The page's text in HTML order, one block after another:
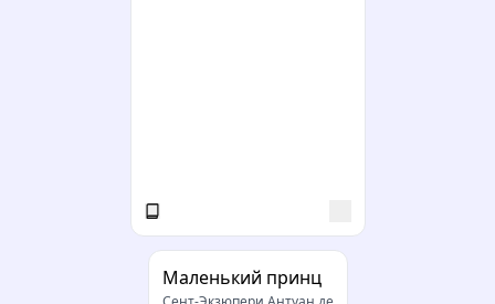
Маленький принц